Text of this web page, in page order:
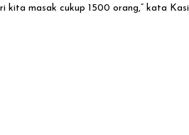
kita masak cukup 1500 orang,” kata Kasi